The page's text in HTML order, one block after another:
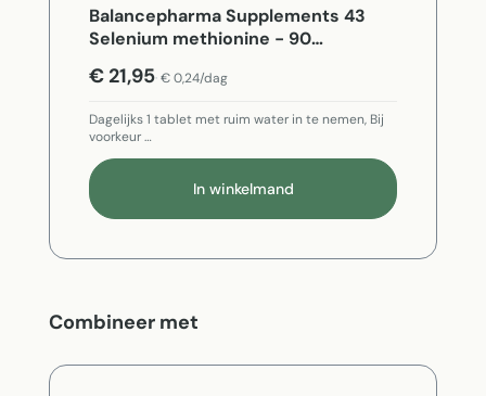
Balancepharma Supplements 43
Selenium methionine - 90
€ 21,95 € 0,24/dag
Dagelijks 1 tablet met ruim water in te nemen, Bij
voorkeur …
In winkelmand
Productgalerij overslaan
Combineer met